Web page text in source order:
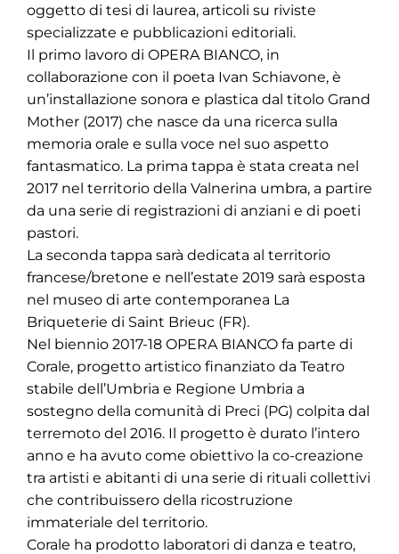
oggetto di tesi di laurea, articoli su riviste
specializzate e pubblicazioni editoriali.
Il primo lavoro di OPERA BIANCO, in
collaborazione con il poeta Ivan Schiavone, è
un’installazione sonora e plastica dal titolo Grand
Mother (2017) che nasce da una ricerca sulla
memoria orale e sulla voce nel suo aspetto
fantasmatico. La prima tappa è stata creata nel
2017 nel territorio della Valnerina umbra, a partire
da una serie di registrazioni di anziani e di poeti
pastori.
La seconda tappa sarà dedicata al territorio
francese/bretone e nell’estate 2019 sarà esposta
nel museo di arte contemporanea La
Briqueterie di Saint Brieuc (FR).
Nel biennio 2017-18 OPERA BIANCO fa parte di
Corale, progetto artistico finanziato da Teatro
stabile dell’Umbria e Regione Umbria a
sostegno della comunità di Preci (PG) colpita dal
terremoto del 2016. Il progetto è durato l’intero
anno e ha avuto come obiettivo la co-creazione
tra artisti e abitanti di una serie di rituali collettivi
che contribuissero della ricostruzione
immateriale del territorio.
Corale ha prodotto laboratori di danza e teatro,